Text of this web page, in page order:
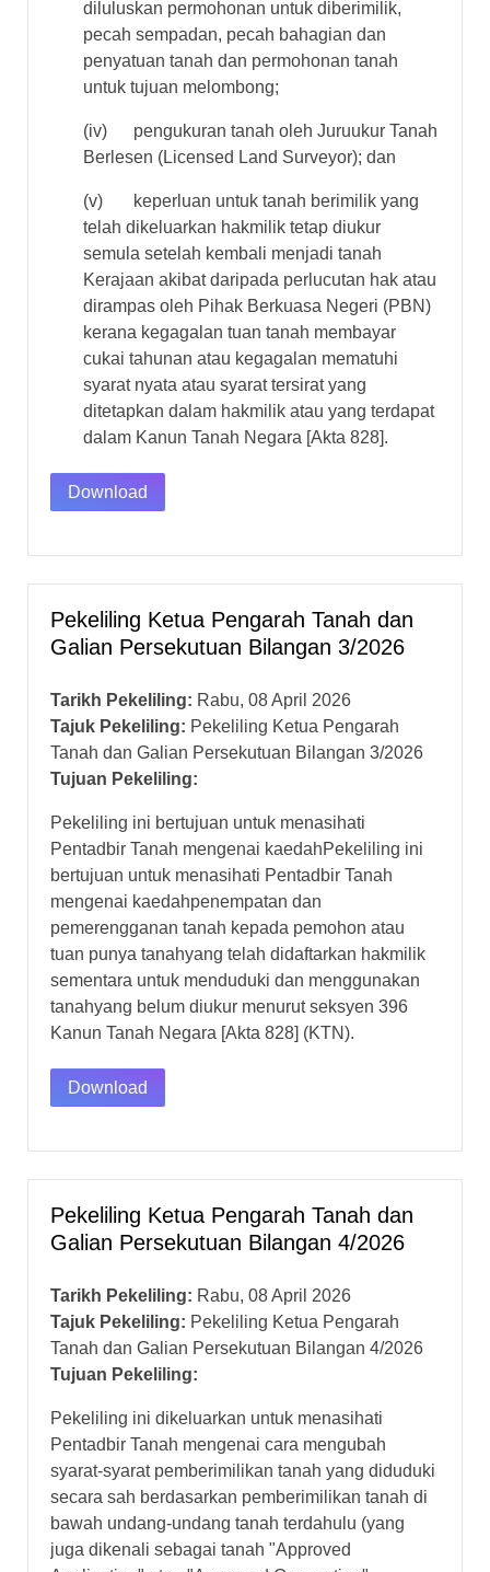
diluluskan permohonan untuk diberimilik,
pecah sempadan, pecah bahagian dan
penyatuan tanah dan permohonan tanah
untuk tujuan melombong;
(iv) pengukuran tanah oleh Juruukur Tanah
Berlesen (Licensed Land Surveyor); dan
(v) keperluan untuk tanah berimilik yang
telah dikeluarkan hakmilik tetap diukur
semula setelah kembali menjadi tanah
Kerajaan akibat daripada perlucutan hak atau
dirampas oleh Pihak Berkuasa Negeri (PBN)
kerana kegagalan tuan tanah membayar
cukai tahunan atau kegagalan mematuhi
syarat nyata atau syarat tersirat yang
ditetapkan dalam hakmilik atau yang terdapat
dalam Kanun Tanah Negara [Akta 828].
Download
Pekeliling Ketua Pengarah Tanah dan
Galian Persekutuan Bilangan 3/2026
Tarikh Pekeliling: Rabu, 08 April 2026
Tajuk Pekeliling: Pekeliling Ketua Pengarah
Tanah dan Galian Persekutuan Bilangan 3/2026
Tujuan Pekeliling:
Pekeliling ini bertujuan untuk menasihati
Pentadbir Tanah mengenai kaedahPekeliling ini
bertujuan untuk menasihati Pentadbir Tanah
mengenai kaedahpenempatan dan
pemerengganan tanah kepada pemohon atau
tuan punya tanahyang telah didaftarkan hakmilik
sementara untuk menduduki dan menggunakan
tanahyang belum diukur menurut seksyen 396
Kanun Tanah Negara [Akta 828] (KTN).
Download
Pekeliling Ketua Pengarah Tanah dan
Galian Persekutuan Bilangan 4/2026
Tarikh Pekeliling: Rabu, 08 April 2026
Tajuk Pekeliling: Pekeliling Ketua Pengarah
Tanah dan Galian Persekutuan Bilangan 4/2026
Tujuan Pekeliling:
Pekeliling ini dikeluarkan untuk menasihati
Pentadbir Tanah mengenai cara mengubah
syarat-syarat pemberimilikan tanah yang diduduki
secara sah berdasarkan pemberimilikan tanah di
bawah undang-undang tanah terdahulu (yang
juga dikenali sebagai tanah "Approved